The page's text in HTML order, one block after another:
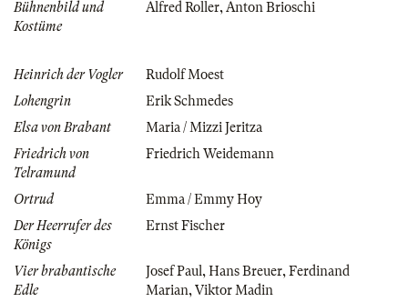
Bühnenbild und
Kostüme
Alfred Roller,Anton Brioschi
Heinrich der Vogler
Rudolf Moest
Lohengrin
Erik Schmedes
Elsa von Brabant
Maria / Mizzi Jeritza
Friedrich von
Telramund
Friedrich Weidemann
Ortrud
Emma / Emmy Hoy
Der Heerrufer des
Königs
Ernst Fischer
Vier brabantische
Edle
Josef Paul,Hans Breuer,Ferdinand
Marian,Viktor Madin